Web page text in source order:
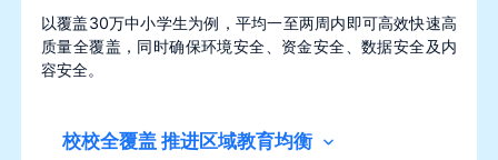
以覆盖30万中小学生为例，平均一至两周内即可高效快速高
质量全覆盖，同时确保环境安全、资金安全、数据安全及内
容安全。
校校全覆盖 推进区域教育均衡